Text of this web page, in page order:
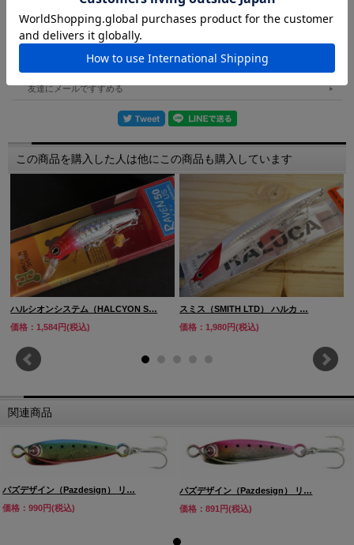
夏～秋の小型回遊魚ハイシーズンにはバッチリ活躍してくれると
思いますので、皆様どうぞ宜しくお願いいたします！！
◆サイズ ： 30ｍm ◆重量 ： 7g ◆フック ： #12（標準装
備） ◆リング ： #1
友達にメールですすめる
この商品を購入した人は他にこの商品も購入しています
ハルシオンシステム（HALCYON S…
価格：1,584円(税込)
スミス（SMITH LTD） ハルカ …
価格：1,980円(税込)
関連商品
パズデザイン（Pazdesign） リ…
価格：990円(税込)
パズデザイン（Pazdesign） リ…
価格：891円(税込)